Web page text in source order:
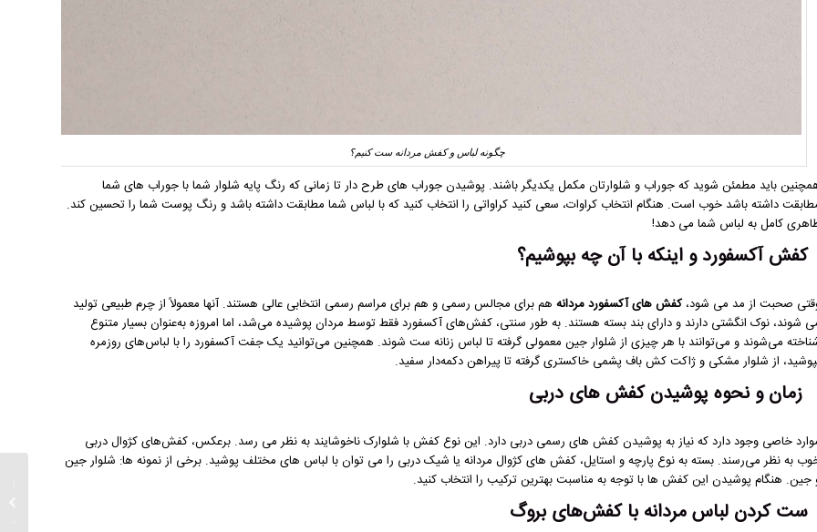
چگونه لباس و کفش مردانه ست کنیم؟
باید مطمئن شوید که جوراب و شلوارتان مکمل یکدیگر باشند. پوشیدن جوراب های طرح دار تا زمانی که رنگ پایه شلوار شما با جوراب های شما
داشته باشد خوب است. هنگام انتخاب کراوات، سعی کنید کراواتی را انتخاب کنید که با لباس شما مطابقت داشته باشد و رنگ پوست شما را تحسین کند.
کامل به لباس شما می دهد!
کفش آکسفورد و اینکه با آن چه بپوشیم؟
صحبت از مد می شود،کفش های آکسفورد مردانههم برای مجالس رسمی و هم برای مراسم رسمی انتخابی عالی هستند. آنها معمولاً از چرم طبیعی تولید
شوند، نوک انگشتی دارند و دارای بند بسته هستند. به طور سنتی، کفش‌های آکسفورد فقط توسط مردان پوشیده می‌شد، اما امروزه به‌عنوان بسیار متنوع
می‌شوند و می‌توانند با هر چیزی از شلوار جین معمولی گرفته تا لباس زنانه ست شوند. همچنین می‌توانید یک جفت آکسفورد را با لباس‌های روزمره
از شلوار مشکی و ژاکت کش باف پشمی خاکستری گرفته تا پیراهن دکمه‌دار سفید.
زمان و نحوه پوشیدن کفش های دربی
خاصی وجود دارد که نیاز به پوشیدن کفش های رسمی دربی دارد. این نوع کفش با شلوارک ناخوشایند به نظر می رسد. برعکس، کفش‌های کژوال دربی
به نظر می‌رسند. بسته به نوع پارچه و استایل، کفش های کژوال مردانه یا شیک دربی را می توان با لباس های مختلف پوشید. برخی از نمونه ها: شلوار جین
جین. هنگام پوشیدن این کفش ها با توجه به مناسبت بهترین ترکیب را انتخاب کنید.
ست کردن لباس مردانه با کفش‌های بروگ
با